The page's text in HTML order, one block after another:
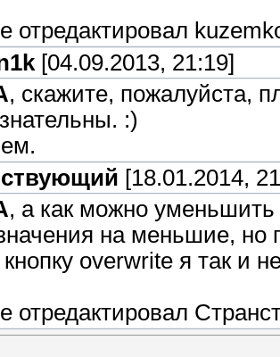
отредактировал
[04.09.2013, 21:19]
, скажите, пожалуйста,
:)
[18.01.2014,
, а как можно
на меньшие, но
overwrite я так и
отредактировал